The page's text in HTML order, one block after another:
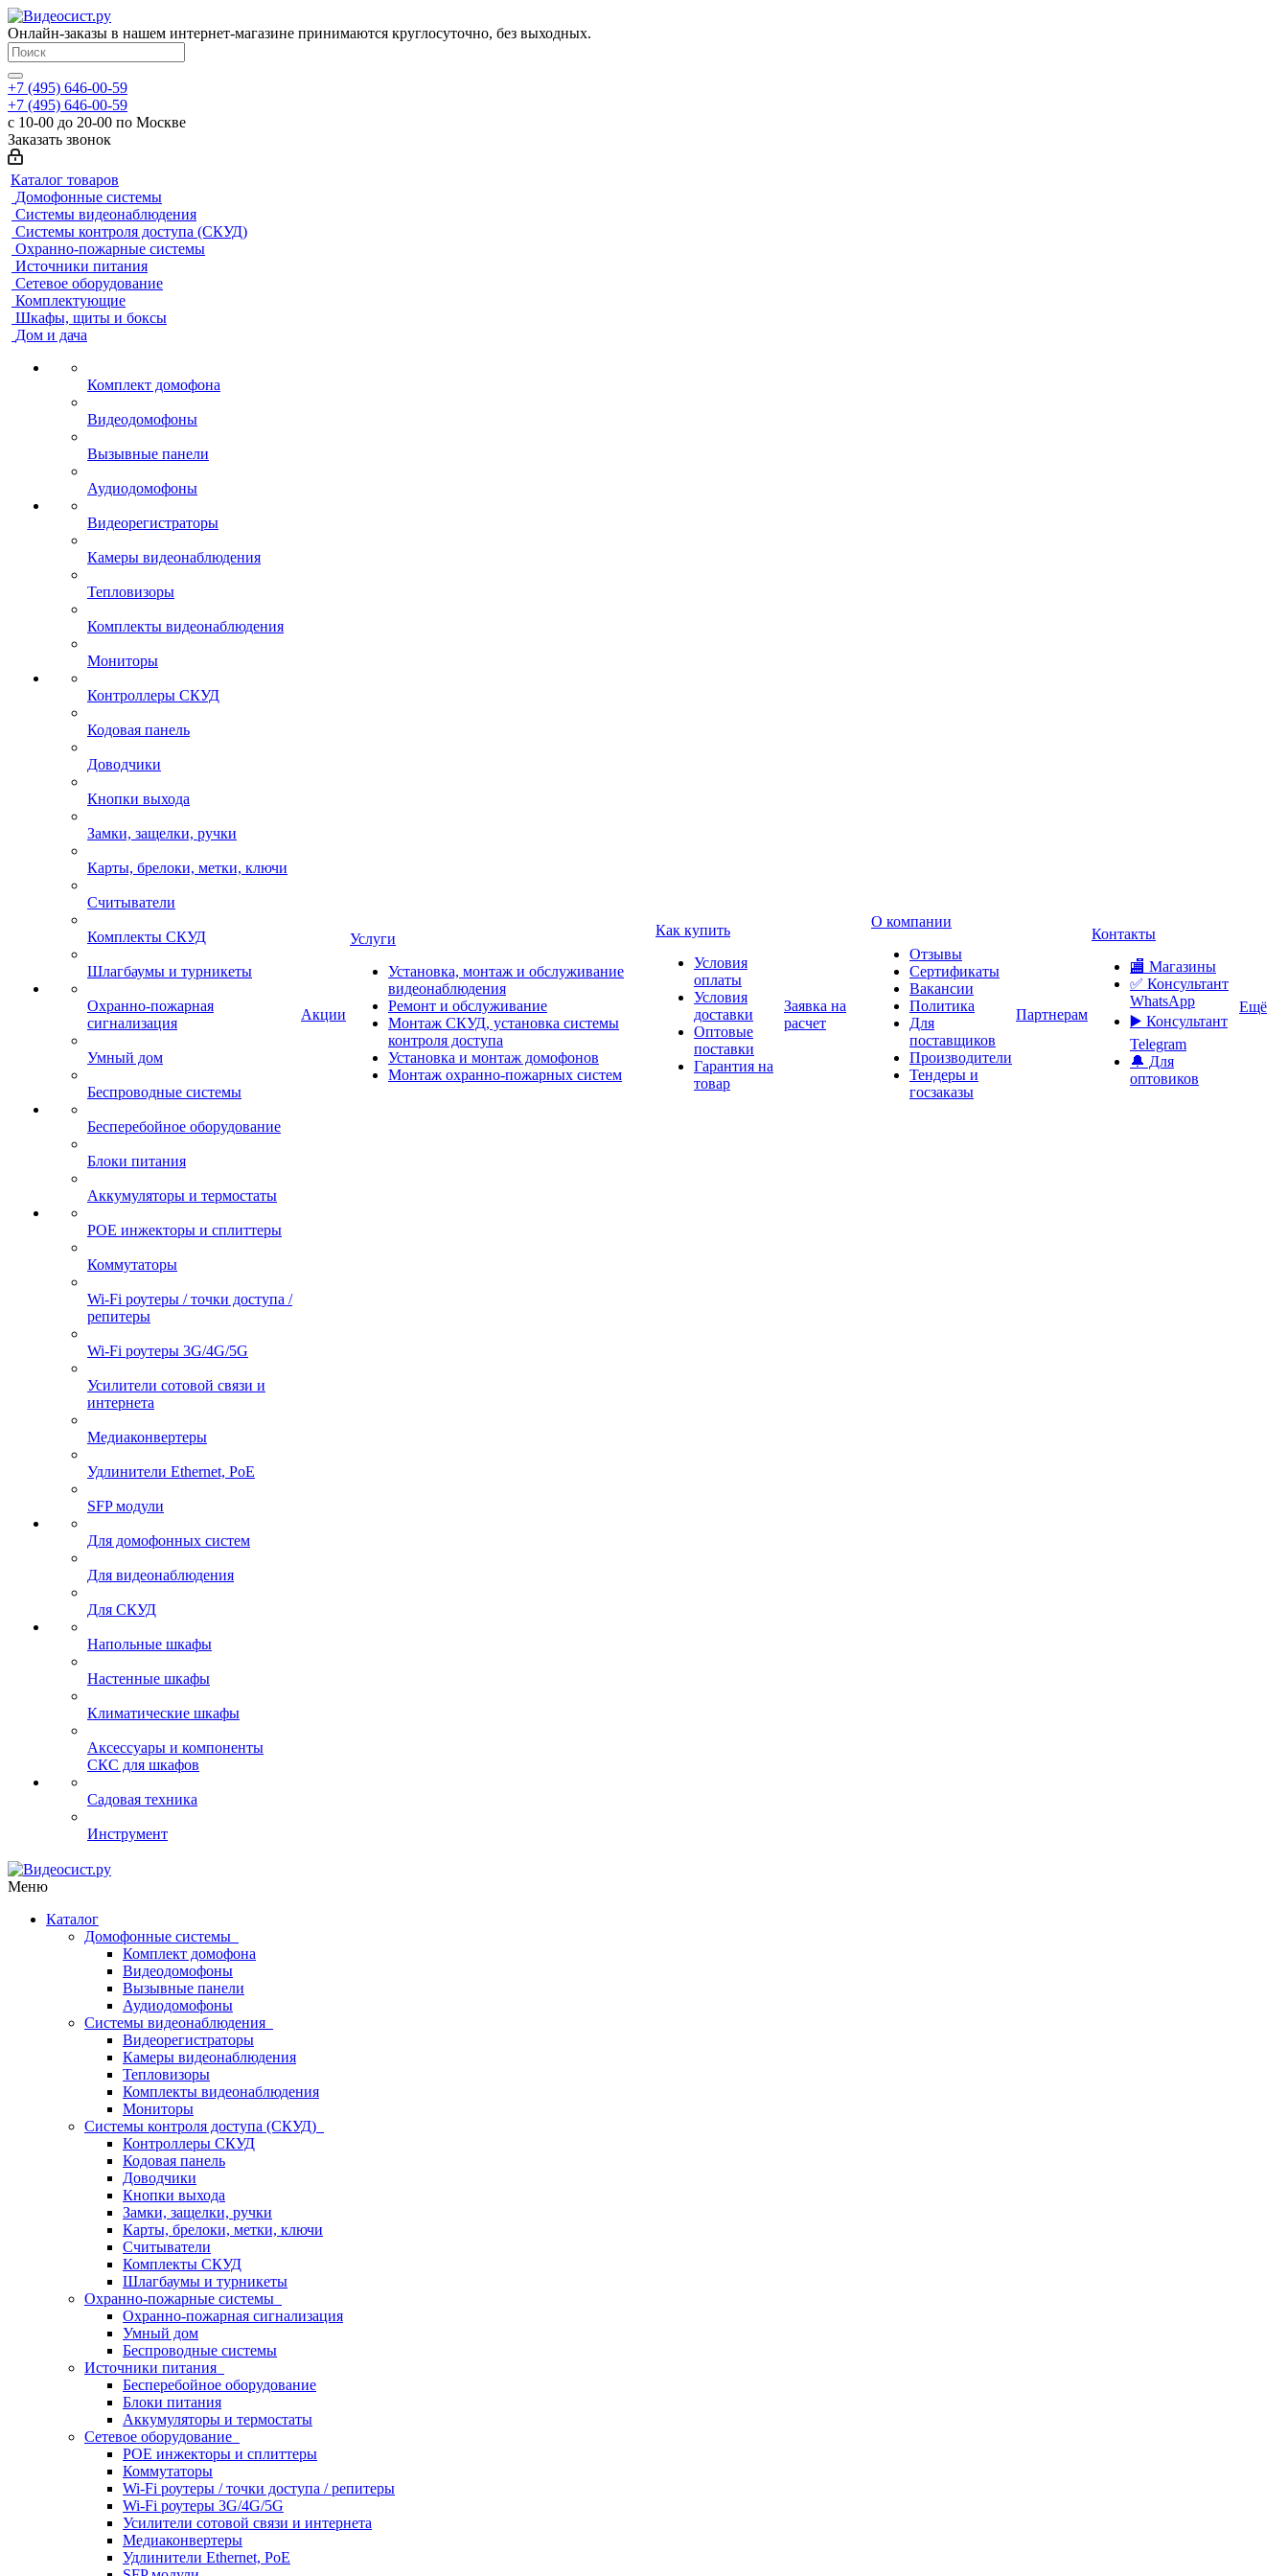
Онлайн-заказы в нашем интернет-магазине принимаются круглосуточно, без выходных.
+7 (495) 646-00-59
+7 (495) 646-00-59
с 10-00 до 20-00 по Москве
Заказать звонок
Каталог товаров
Домофонные системы
Системы видеонаблюдения
Системы контроля доступа (СКУД)
Охранно-пожарные системы
Источники питания
Сетевое оборудование
Комплектующие
Шкафы, щиты и боксы
Дом и дача
Комплект домофона
Видеодомофоны
Вызывные панели
Аудиодомофоны
Видеорегистраторы
Камеры видеонаблюдения
Тепловизоры
Комплекты видеонаблюдения
Мониторы
Контроллеры СКУД
Кодовая панель
Доводчики
Кнопки выхода
Замки, защелки, ручки
Карты, брелоки, метки, ключи
Считыватели
Комплекты СКУД
Шлагбаумы и турникеты
Охранно-пожарная
сигнализация
Умный дом
Беспроводные системы
Бесперебойное оборудование
Блоки питания
Аккумуляторы и термостаты
POE инжекторы и сплиттеры
Коммутаторы
Wi-Fi роутеры / точки доступа /
репитеры
Wi-Fi роутеры 3G/4G/5G
Усилители сотовой связи и
интернета
Медиаконвертеры
Удлинители Ethernet, PoE
SFP модули
Для домофонных систем
Для видеонаблюдения
Для СКУД
Напольные шкафы
Настенные шкафы
Климатические шкафы
Аксессуары и компоненты
СКС для шкафов
Садовая техника
Инструмент
Акции
Услуги
Установка, монтаж и обслуживание
видеонаблюдения
Ремонт и обслуживание
Монтаж СКУД, установка системы
контроля доступа
Установка и монтаж домофонов
Монтаж охранно-пожарных систем
Как купить
Условия
оплаты
Условия
доставки
Оптовые
поставки
Гарантия на
товар
Заявка на
расчет
О компании
Отзывы
Сертификаты
Вакансии
Политика
Для
поставщиков
Производители
Тендеры и
госзаказы
Партнерам
Контакты
🏬 Магазины
✅️ Консультант
WhatsApp
▶️ Консультант
Telegram
🔔 Для
оптовиков
Ещё
Меню
Каталог
Домофонные системы
Комплект домофона
Видеодомофоны
Вызывные панели
Аудиодомофоны
Системы видеонаблюдения
Видеорегистраторы
Камеры видеонаблюдения
Тепловизоры
Комплекты видеонаблюдения
Мониторы
Системы контроля доступа (СКУД)
Контроллеры СКУД
Кодовая панель
Доводчики
Кнопки выхода
Замки, защелки, ручки
Карты, брелоки, метки, ключи
Считыватели
Комплекты СКУД
Шлагбаумы и турникеты
Охранно-пожарные системы
Охранно-пожарная сигнализация
Умный дом
Беспроводные системы
Источники питания
Бесперебойное оборудование
Блоки питания
Аккумуляторы и термостаты
Сетевое оборудование
POE инжекторы и сплиттеры
Коммутаторы
Wi-Fi роутеры / точки доступа / репитеры
Wi-Fi роутеры 3G/4G/5G
Усилители сотовой связи и интернета
Медиаконвертеры
Удлинители Ethernet, PoE